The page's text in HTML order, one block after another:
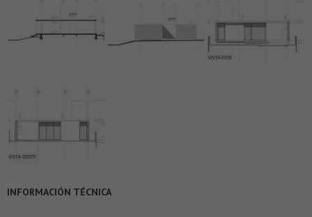
INFORMACIÓN TÉCNICA